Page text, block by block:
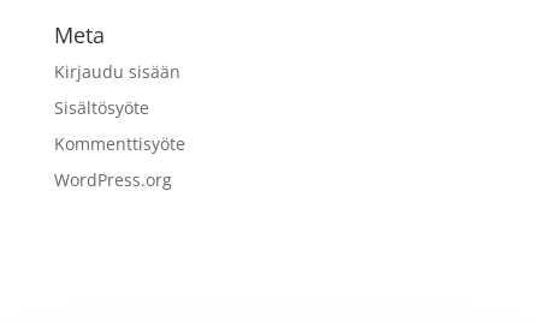
Meta
Kirjaudu sisään
Sisältösyöte
Kommenttisyöte
WordPress.org